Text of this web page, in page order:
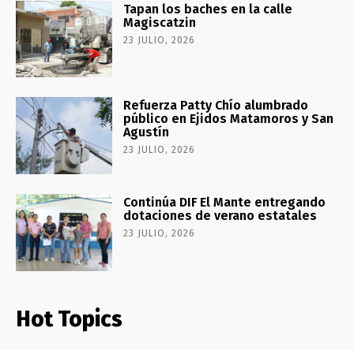
Tapan los baches en la calle
Magiscatzin
23 JULIO, 2026
Refuerza Patty Chío alumbrado
público en Ejidos Matamoros y San
Agustín
23 JULIO, 2026
Continúa DIF El Mante entregando
dotaciones de verano estatales
23 JULIO, 2026
Hot Topics